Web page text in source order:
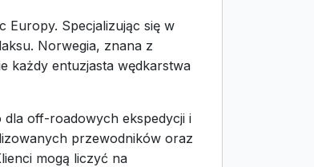
Europy. Specjalizując się w
Norwegia, znana z
każdy entuzjasta wędkarstwa
dla off-roadowych ekspedycji i
przewodników oraz
mogą liczyć na